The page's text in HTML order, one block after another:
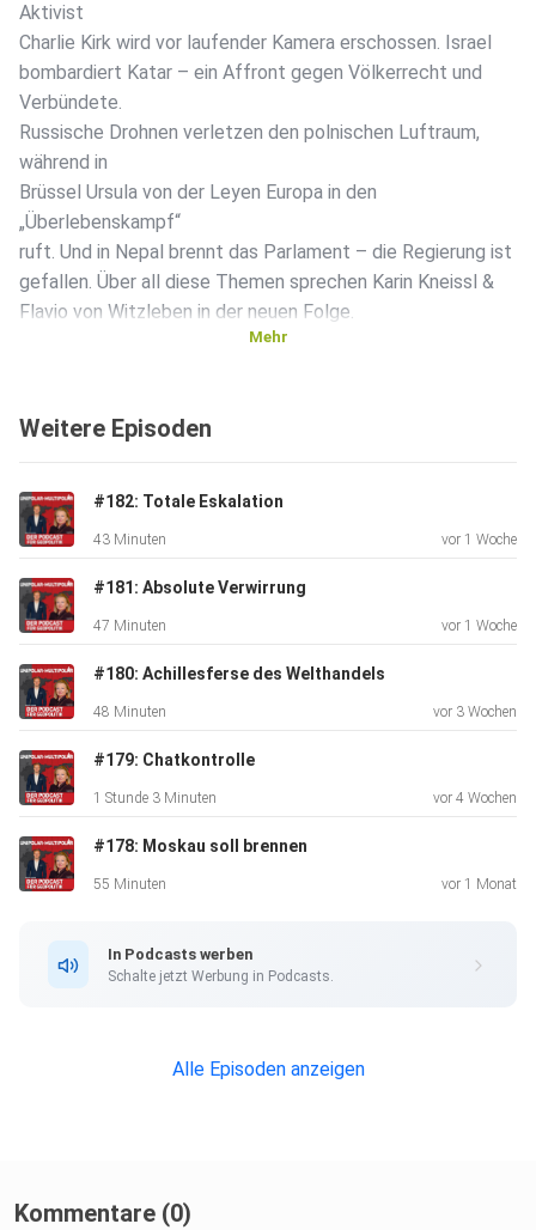
Aktivist
Charlie Kirk wird vor laufender Kamera erschossen. Israel
bombardiert Katar – ein Affront gegen Völkerrecht und
Verbündete.
Russische Drohnen verletzen den polnischen Luftraum,
während in
Brüssel Ursula von der Leyen Europa in den
„Überlebenskampf“
ruft. Und in Nepal brennt das Parlament – die Regierung ist
gefallen. Über all diese Themen sprechen Karin Kneissl &
Flavio von Witzleben in der neuen Folge.
Mehr
Weitere Episoden
#182: Totale Eskalation
43 Minuten vor 1 Woche
#181: Absolute Verwirrung
47 Minuten vor 1 Woche
#180: Achillesferse des Welthandels
48 Minuten vor 3 Wochen
#179: Chatkontrolle
1 Stunde 3 Minuten vor 4 Wochen
#178: Moskau soll brennen
55 Minuten vor 1 Monat
In Podcasts werben
Schalte jetzt Werbung in Podcasts.
Alle Episoden anzeigen
Kommentare (0)